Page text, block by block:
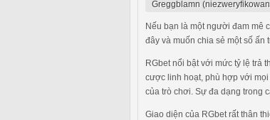
Greggblamn
Nếu bạn là một người đam mê
đây và muốn chia sẻ một số ấn
RGbet nổi bật với mức tỷ lệ trả
cược linh hoạt, phù hợp với
của trò chơi. Sự đa dạng trong
Giao diện của RGbet rất thân